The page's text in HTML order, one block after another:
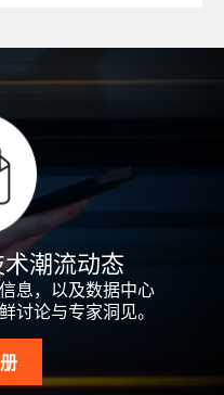
潮流动态
息，以及数据中心
讨论与专家洞见。